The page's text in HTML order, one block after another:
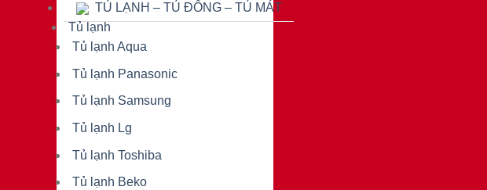
TỦ LẠNH – TỦ ĐÔNG – TỦ MÁT
Tủ lạnh
Tủ lạnh Aqua
Tủ lạnh Panasonic
Tủ lạnh Samsung
Tủ lạnh Lg
Tủ lạnh Toshiba
Tủ lạnh Beko